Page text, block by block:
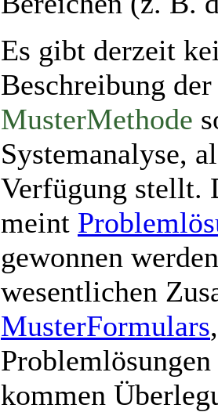
Es gibt derzeit
Beschreibung
MusterMethode
Systemanalyse,
Verfügung stellt.
meint
gewonnen
wesentlichen
MusterFormulars
kommen